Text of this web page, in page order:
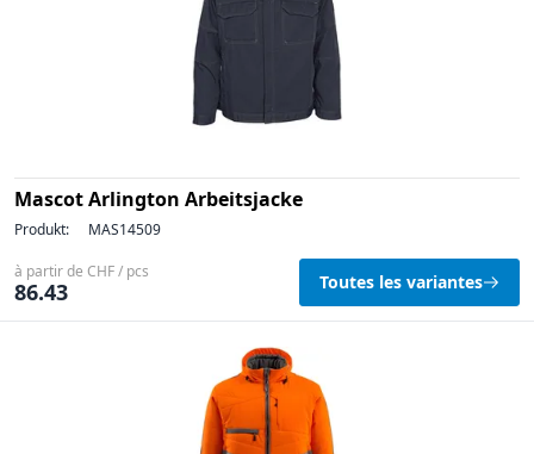
Mascot Arlington Arbeitsjacke
Produkt: MAS14509
à partir de CHF / pcs
86.43 Toutes les variantes